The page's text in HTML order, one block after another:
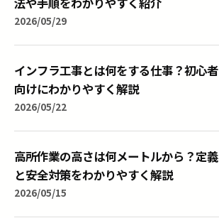
2026/05/29
インフラ工事とは何をする仕事？初心者
向けにわかりやすく解説
2026/05/22
高所作業の高さは何メートルから？定義
と安全対策をわかりやすく解説
2026/05/15